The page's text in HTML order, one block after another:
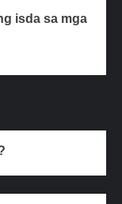
isda sa mga